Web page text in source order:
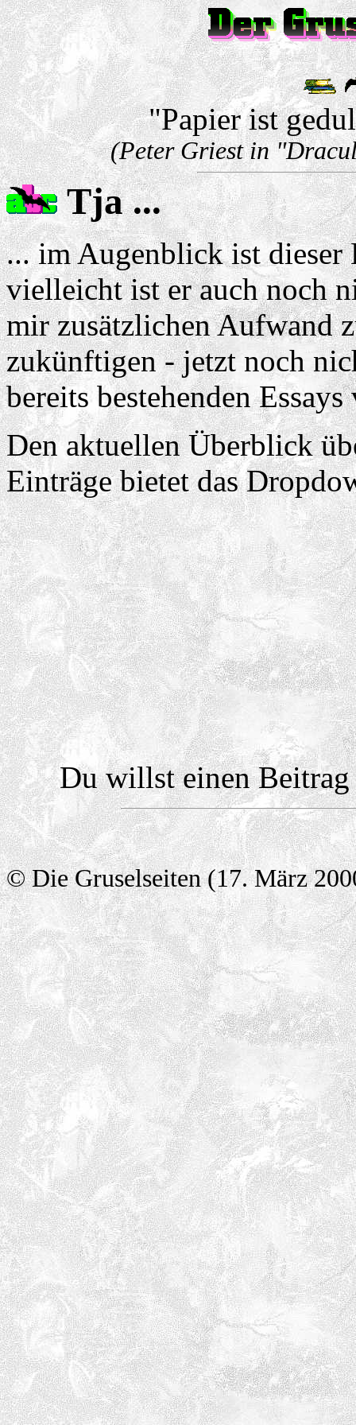
"Papier ist
(Peter Griest in
Tja ...
... im Augenblick ist
vielleicht ist er auch noch
mir zusätzlichen Aufwand
zukünftigen - jetzt noch
bereits bestehenden
Den aktuellen Überblick
Einträge bietet das
Du willst einen Beitrag
© Die Gruselseiten (17. März